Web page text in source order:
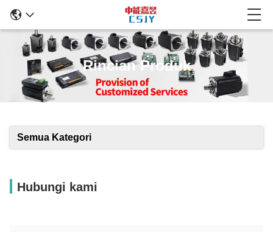
Rincian Produk
Semua Kategori
Hubungi kami